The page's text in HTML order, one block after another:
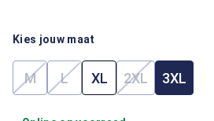
Kies jouw maat
M(Deze optie is momenteel niet
L(Deze optie is momenteel
XL 2XL(Deze optie
3XL